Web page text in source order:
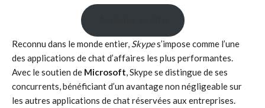
Reconnu dans le monde entier, Skypes’impose comme l’une
des applications de chat d’affaires les plus performantes.
Avec le soutien de Microsoft , Skype se distingue de ses
concurrents, bénéficiant d’un avantage non négligeable sur
les autres applications de chat réservées aux entreprises.